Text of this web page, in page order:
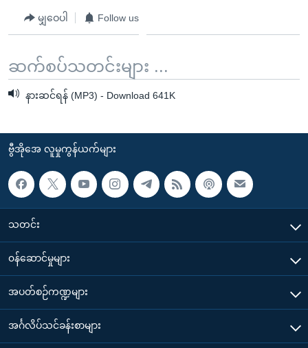
မျှဝေပါ Follow us
ဆက်စပ်သတင်းများ ...
နားဆင်ရန် (MP3) - Download 641K
ဗွီအိုအေ လူမှုကွန်ယက်များ
သတင်း
၀န်ဆောင်မှုများ
အပတ်စဉ်ကဏ္ဍများ
အင်္ဂလိပ်သင်ခန်းစာများ